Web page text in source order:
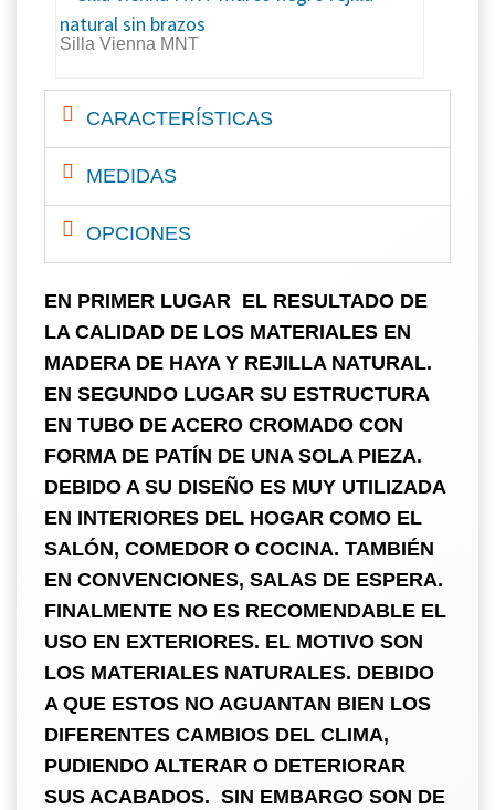
Silla Vienna MNT
CARACTERÍSTICAS
MEDIDAS
OPCIONES
EN PRIMER LUGAR EL RESULTADO DE
LA CALIDAD DE LOS MATERIALES EN
MADERA DE HAYA Y REJILLA NATURAL.
EN SEGUNDO LUGAR SU ESTRUCTURA
EN TUBO DE ACERO CROMADO CON
FORMA DE PATÍN DE UNA SOLA PIEZA.
DEBIDO A SU DISEÑO ES MUY UTILIZADA
EN INTERIORES DEL HOGAR COMO EL
SALÓN, COMEDOR O COCINA. TAMBIÉN
EN CONVENCIONES, SALAS DE ESPERA.
FINALMENTE NO ES RECOMENDABLE EL
USO EN EXTERIORES. EL MOTIVO SON
LOS MATERIALES NATURALES. DEBIDO
A QUE ESTOS NO AGUANTAN BIEN LOS
DIFERENTES CAMBIOS DEL CLIMA,
PUDIENDO ALTERAR O DETERIORAR
SUS ACABADOS. SIN EMBARGO SON DE